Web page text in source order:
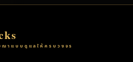
าแบบดูแลให้ครบวงจร